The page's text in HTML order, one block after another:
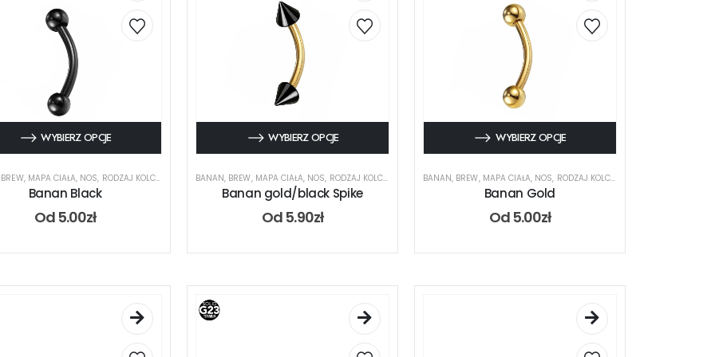
WYBIERZ OPCJE
BREW, MAPA CIAŁA, NOS, RODZAJ KOLCZYKA UCHO
Banan Black
Od 5.00zł
WYBIERZ OPCJE
BANAN, BREW, MAPA CIAŁA, NOS, RODZAJ KOLCZYKA UCHO
Banan gold/black Spike
Od 5.90zł
WYBIERZ OPCJE
BANAN, BREW, MAPA CIAŁA, NOS, RODZAJ KOLCZYKA
Banan Gold
Od 5.00zł